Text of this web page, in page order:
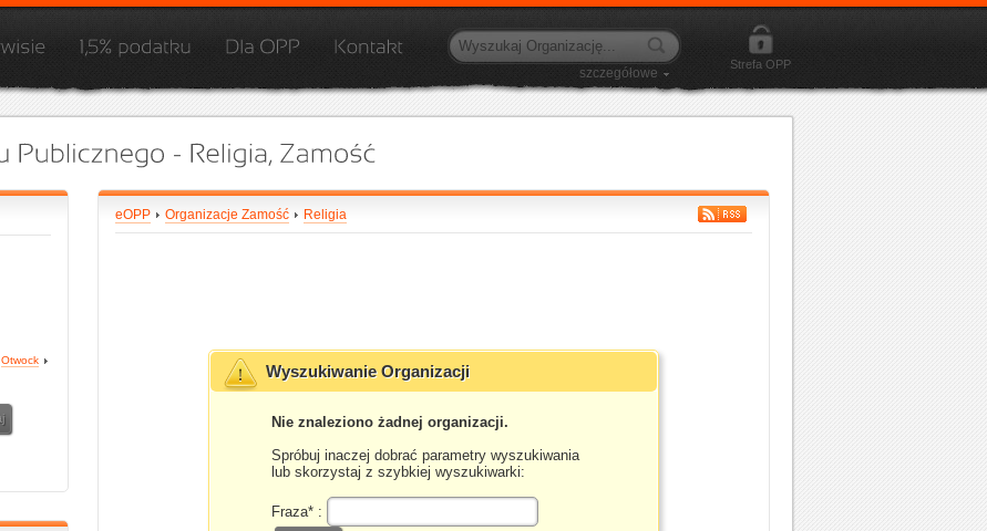
szczegółowe
Strefa OPP
Otwock
eOPP Organizacje Zamość Religia
Wyszukiwanie Organizacji
Nie znaleziono żadnej organizacji.
Spróbuj inaczej dobrać parametry wyszukiwania
lub skorzystaj z szybkiej wyszukiwarki:
Fraza* :